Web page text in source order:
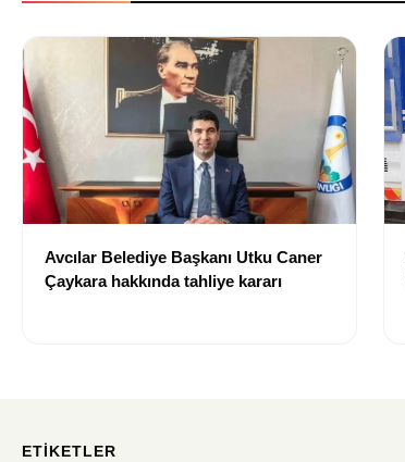
Avcılar Belediye Başkanı Utku Caner
Çaykara hakkında tahliye kararı
ETIKETLER